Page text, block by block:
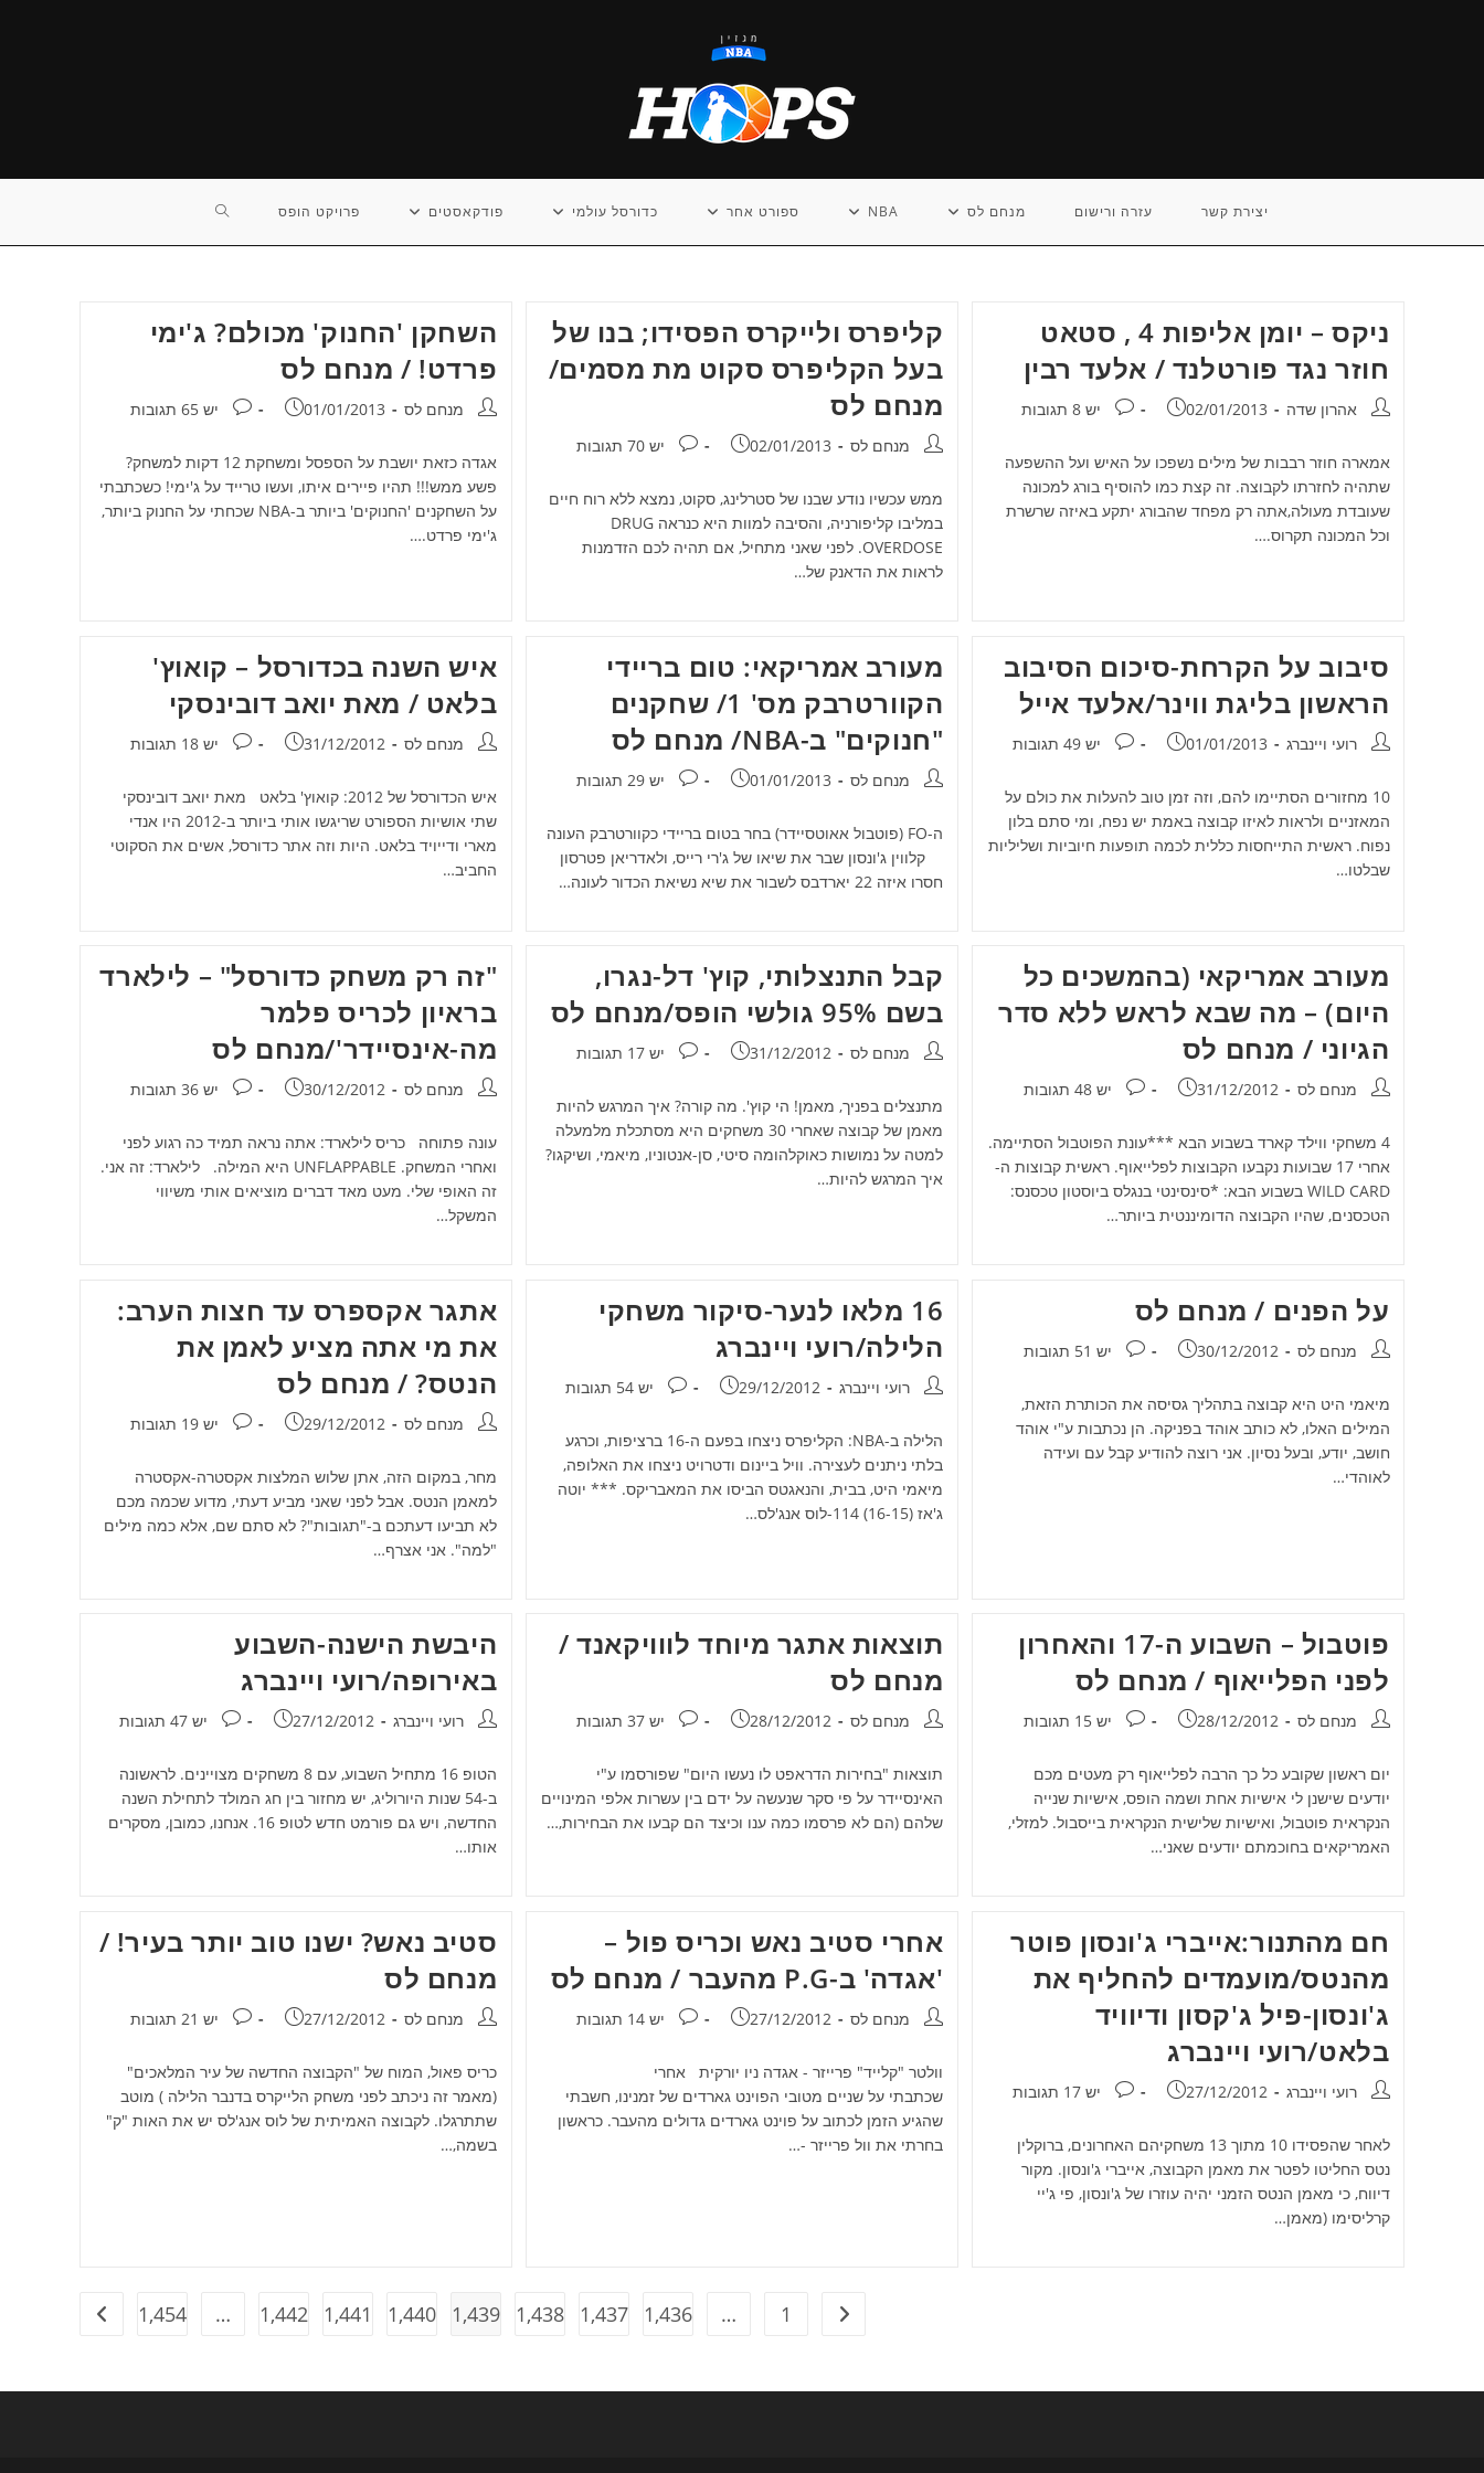
יצירת קשר עזרה ורישום מנחם לס NBA ספורט אחר כדורסל עולמי פודקאסטים פרויקט הופס TOGGLE
SEARCH
ניקס – יומן אליפות 4 , סטאט
חוזר נגד פורטלנד / אלעד רבין
מחבר:אהרון שדה פורסם:
02/01/2013 תגובות:
יש 8 תגובות
אמארה חוזר רבבות של מילים נשפכו על האיש ועל ההשפעה
שתהיה לחזרתו לקבוצה. זה קצת כמו להוסיף בורג למכונה
שעובדת מעולה,אתה רק מפחד שהבורג יתקע באיזה שרשרת
וכל המכונה תקרוס.…
קליפרס ולייקרס הפסידו; בנו של
בעל הקליפרס סקוט מת מסמים/
מנחם לס
מחבר:מנחם לס פורסם:
02/01/2013 תגובות:
יש 70 תגובות
ממש עכשיו נודע שבנו של סטרלינג, סקוט, נמצא ללא רוח חיים
במליבו קליפורניה, והסיבה למוות היא כנראה DRUG
OVERDOSE. לפני שאני מתחיל, אם תהיה לכם הזדמנות
לראות את הדאנק של…
השחקן 'החנוק' מכולם? ג'ימי
פרדט! / מנחם לס
מחבר:מנחם לס פורסם:
01/01/2013 תגובות:
יש 65 תגובות
אגדה כזאת יושבת על הספסל ומשחקת 12 דקות למשחק?
פשע ממש!!! תהיו פיירים איתו, ועשו טרייד על ג'ימי! כשכתבתי
על השחקנים 'החנוקים' ביותר ב-NBA שכחתי על החנוק ביותר,
ג'ימי פרדט.…
סיבוב על הקרחת-סיכום הסיבוב
הראשון בליגת ווינר/אלעד אייל
מחבר:רועי ויינברג פורסם:
01/01/2013 תגובות:
יש 49 תגובות
10 מחזורים הסתיימו להם, וזה זמן טוב להעלות את כולם על
המאזניים ולראות לאיזו קבוצה באמת יש נפח, ומי סתם בלון
נפוח. ראשית התייחסות כללית לכמה תופעות חיוביות ושליליות
שבלטו…
מעורב אמריקאי: טום בריידי
הקוורטרבק מס' 1/ שחקנים
"חנוקים" ב-NBA/ מנחם לס
מחבר:מנחם לס פורסם:
01/01/2013 תגובות:
יש 29 תגובות
ה-FO (פוטבול אאוטסיידר) בחר בטום בריידי כקוורטרבק העונה
קלווין ג'ונסון שבר את שיאו של ג'רי רייס, ולאדריאן פטרסון
חסרו איזה 22 יארדבס לשבור את שיא נשיאת הכדור לעונה…
איש השנה בכדורסל – קואוץ'
בלאט / מאת יואב דובינסקי
מחבר:מנחם לס פורסם:
31/12/2012 תגובות:
יש 18 תגובות
איש הכדורסל של 2012: קואוץ' בלאט מאת יואב דובינסקי
שתי אושיות הספורט שריגשו אותי ביותר ב-2012 היו אנדי
מארי ודייויד בלאט. היות וזה אתר כדורסל, אשים את הסקוטי
החביב…
מעורב אמריקאי (בהמשכים כל
היום) – מה שבא לראש ללא סדר
הגיוני / מנחם לס
מחבר:מנחם לס פורסם:
31/12/2012 תגובות:
יש 48 תגובות
4 משחקי ווילד קארד בשבוע הבא ***עונת הפוטבול הסתיימה.
אחרי 17 שבועות נקבעו הקבוצות לפלייאוף. ראשית קבוצות ה-
WILD CARD בשבוע הבא: *סינסינטי בנגלס ביוסטון טכסנס:
הטכסנים, שהיו הקבוצה הדומיננטית ביותר…
קבל התנצלותי, קוץ' דל-נגרו,
בשם 95% גולשי הופס/מנחם לס
מחבר:מנחם לס פורסם:
31/12/2012 תגובות:
יש 17 תגובות
מתנצלים בפניך, מאמן! הי קוץ'. מה קורה? איך המרגש להיות
מאמן של קבוצה שאחרי 30 משחקים היא מסתכלת מלמעלה
למטה על נמושות כאוקלהומה סיטי, סן-אנטוניו, מיאמי, ושיקגו?
איך המרגש להיות…
"זה רק משחק כדורסל" – לילארד
בראיון לכריס פלמר
מה-אינסיידר'/מנחם לס
מחבר:מנחם לס פורסם:
30/12/2012 תגובות:
יש 36 תגובות
עונה פתוחה כריס לילארד: אתה נראה תמיד כה רגוע לפני
ואחרי המשחק. UNFLAPPABLE היא המילה. לילארד: זה אני.
זה האופי שלי. מעט מאד דברים מוציאים אותי משיווי
המשקל…
על הפנים / מנחם לס
מחבר:מנחם לס פורסם:
30/12/2012 תגובות:
יש 51 תגובות
מיאמי היט היא קבוצה בתהליך גסיסה את הכותרת הזאת,
המילים האלו, לא כותב אוהד בפניקה. הן נכתבות ע"י אוהד
חושב, יודע, ובעל נסיון. אני רוצה להודיע קבל עם ועידה
לאוהדי…
16 מלאו לנער-סיקור משחקי
הלילה/רועי ויינברג
מחבר:רועי ויינברג פורסם:
29/12/2012 תגובות:
יש 54 תגובות
הלילה ב-NBA: הקליפרס ניצחו בפעם ה-16 ברציפות, וכרגע
בלתי ניתנים לעצירה. וויל ביינום ודטרויט ניצחו את האלופה,
מיאמי היט, בבית, והנאגטס הביסו את המאבריקס. *** יוטה
ג'אז (16-15) 114-לוס אנג'לס…
אתגר אקספרס עד חצות הערב:
את מי אתה מציע לאמן את
הנטס? / מנחם לס
מחבר:מנחם לס פורסם:
29/12/2012 תגובות:
יש 19 תגובות
מחר, במקום הזה, אתן שלוש המלצות אקסטרה-אקסטרה
למאמן הנטס. אבל לפני שאני מביע דעתי, מדוע שכמה מכם
לא תביעו דעתכם ב-"תגובות"? לא סתם שם, אלא כמה מילים
"למה". אני אצרף…
פוטבול – השבוע ה-17 והאחרון
לפני הפלייאוף / מנחם לס
מחבר:מנחם לס פורסם:
28/12/2012 תגובות:
יש 15 תגובות
יום ראשון שקובע כל כך הרבה לפלייאוף רק מעטים מכם
יודעים שישנן לי אישיות אחת ושמה הופס, אישיות שנייה
הנקראית פוטבול, ואישיות שלישית הנקראית בייסבול. למזלי,
האמריקאים בחוכמתם יודעים שאני…
תוצאות אתגר מיוחד לווויקאנד /
מנחם לס
מחבר:מנחם לס פורסם:
28/12/2012 תגובות:
יש 37 תגובות
תוצאות "בחירות הדראפט לו נעשו היום" שפורסמו ע"י
האינסיידר על פי סקר שנעשה על ידם בין עשרות אלפי המינויים
שלהם (הם לא פרסמו כמה ענו וכיצד הם קבעו את הבחירות,…
היבשת הישנה-השבוע
באירופה/רועי ויינברג
מחבר:רועי ויינברג פורסם:
27/12/2012 תגובות:
יש 47 תגובות
הטופ 16 מתחיל השבוע, עם 8 משחקים מצויינים. לראשונה
ב-54 שנות היורוליג, יש מחזור בין חג המולד לתחילת השנה
החדשה, ויש גם פורמט חדש לטופ 16. אנחנו, כמובן, מסקרים
אותו…
חם מהתנור:אייברי ג'ונסון פוטר
מהנטס/מועמדים להחליף את
ג'ונסון-פיל ג'קסון ודיוויד
בלאט/רועי ויינברג
מחבר:רועי ויינברג פורסם:
27/12/2012 תגובות:
יש 17 תגובות
לאחר שהפסידו 10 מתוך 13 משחקיהם האחרונים, ברוקלין
נטס החליטו לפטר את מאמן הקבוצה, אייברי ג'ונסון. מקור
דיווח, כי מאמן הנטס הזמני יהיה עוזרו של ג'ונסון, פי ג'יי
קרליסימו (מאמן…
אחרי סטיב נאש וכריס פול –
'אגדה' ב-P.G מהעבר / מנחם לס
מחבר:מנחם לס פורסם:
27/12/2012 תגובות:
יש 14 תגובות
וולטר "קלייד" פרייזר - אגדה ניו יורקית אחרי
שכתבתי על שניים מטובי הפוינט גארדים של זמנינו, חשבתי
שהגיע הזמן לכתוב על פוינט גארדים גדולים מהעבר. כראשון
בחרתי את וול פרייזר -…
סטיב נאש? ישנו טוב יותר בעיר! /
מנחם לס
מחבר:מנחם לס פורסם:
27/12/2012 תגובות:
יש 21 תגובות
כריס פאול, המוח של "הקבוצה החדשה של עיר המלאכים"
(מאמר זה ניכתב לפני משחק הלייקרס בדנבר הלילה ) מוטב
שתתרגלו. לקבוצה האמיתית של לוס אנג'לס יש את האות "ק"
בשמה,…
מעבר לעמוד הקודם
1
…
1,436
1,437
1,438
1,439
1,440
1,441
1,442
…
1,454 מעבר לעמוד